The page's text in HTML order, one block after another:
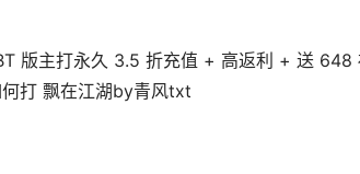
版主打永久 3.5 折充值 + 高返利 + 送 648
打 飘在江湖by青风txt